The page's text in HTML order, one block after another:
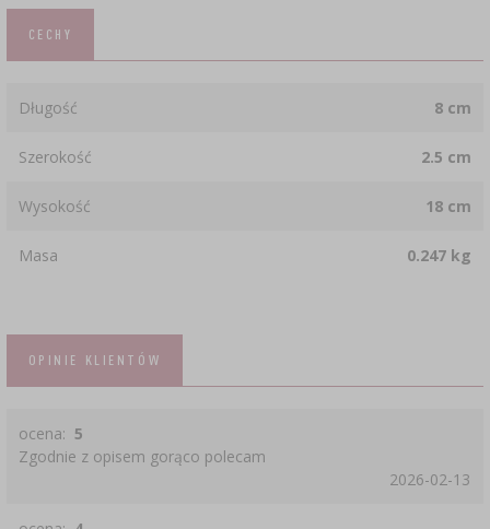
CECHY
Długość 8 cm
Szerokość 2.5 cm
Wysokość 18 cm
Masa 0.247 kg
OPINIE KLIENTÓW
ocena: 5
Zgodnie z opisem gorąco polecam
2026-02-13